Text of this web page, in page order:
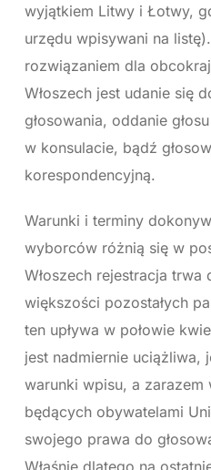
wyjątkiem Litwy i Łotwy,
urzędu wpisywani na
rozwiązaniem dla
Włoszech jest udanie się
głosowania, oddanie
w konsulacie, bądź
korespondencyjną.
Warunki i terminy
wyborców różnią się w
Włoszech rejestracja
większości pozostałych
ten upływa w połowie
jest nadmiernie uciążliwa,
warunki wpisu, a
będących obywatelami
swojego prawa do
Właśnie dlatego na